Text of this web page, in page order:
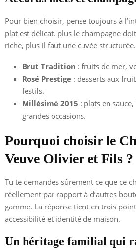
Pour bien choisir, pense toujours à
plat est délicat, plus le champagne
riche, plus il faut une cuvée structurée.
Brut Tradition : fruits de mer,
Rosé Prestige : desserts aux
festifs.
Millésimé 2015 : plats en
grandes occasions.
Pourquoi choisir le
Veuve Olivier et Fils ?
Tu te demandes sûrement ce que ce
réellement par rapport à d’autres
gamme. La réponse tient en trois
accessibilité et identité de maison.
Un héritage familial qui